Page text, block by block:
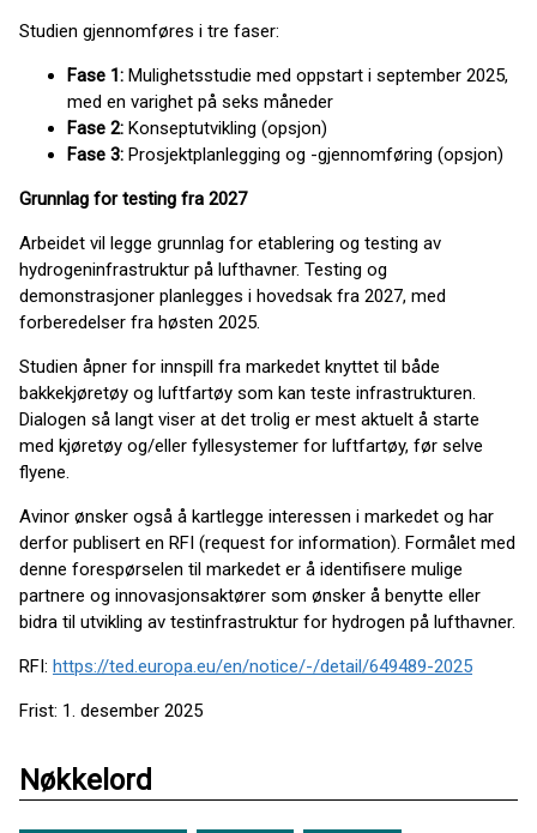
Studien gjennomføres i tre faser:
Fase 1: Mulighetsstudie med oppstart i september 2025,
med en varighet på seks måneder
Fase 2: Konseptutvikling (opsjon)
Fase 3: Prosjektplanlegging og -gjennomføring (opsjon)
Grunnlag for testing fra 2027
Arbeidet vil legge grunnlag for etablering og testing av
hydrogeninfrastruktur på lufthavner. Testing og
demonstrasjoner planlegges i hovedsak fra 2027, med
forberedelser fra høsten 2025.
Studien åpner for innspill fra markedet knyttet til både
bakkekjøretøy og luftfartøy som kan teste infrastrukturen.
Dialogen så langt viser at det trolig er mest aktuelt å starte
med kjøretøy og/eller fyllesystemer for luftfartøy, før selve
flyene.
Avinor ønsker også å kartlegge interessen i markedet og har
derfor publisert en RFI (request for information). Formålet med
denne forespørselen til markedet er å identifisere mulige
partnere og innovasjonsaktører som ønsker å benytte eller
bidra til utvikling av testinfrastruktur for hydrogen på lufthavner.
RFI: https://ted.europa.eu/en/notice/-/detail/649489-2025
Frist: 1. desember 2025
Nøkkelord